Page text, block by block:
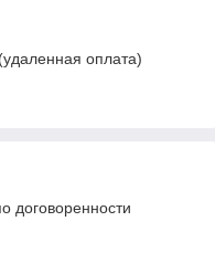
оплата)
договоренности